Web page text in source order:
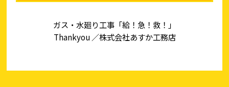
ガス・水廻り工事「給！急！救！」
Thankyou ／株式会社あすか工務店